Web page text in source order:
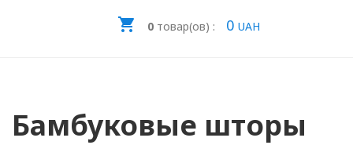
0товар(ов) : 0 UAH
Бамбуковые шторы